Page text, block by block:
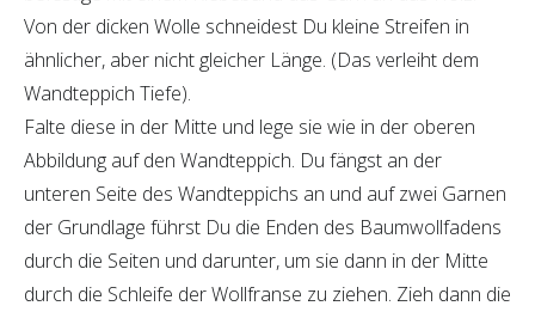
Von der dicken Wolle schneidest Du kleine Streifen in
ähnlicher, aber nicht gleicher Länge. (Das verleiht dem
Wandteppich Tiefe).
Falte diese in der Mitte und lege sie wie in der oberen
Abbildung auf den Wandteppich. Du fängst an der
unteren Seite des Wandteppichs an und auf zwei Garnen
der Grundlage führst Du die Enden des Baumwollfadens
durch die Seiten und darunter, um sie dann in der Mitte
durch die Schleife der Wollfranse zu ziehen. Zieh dann die